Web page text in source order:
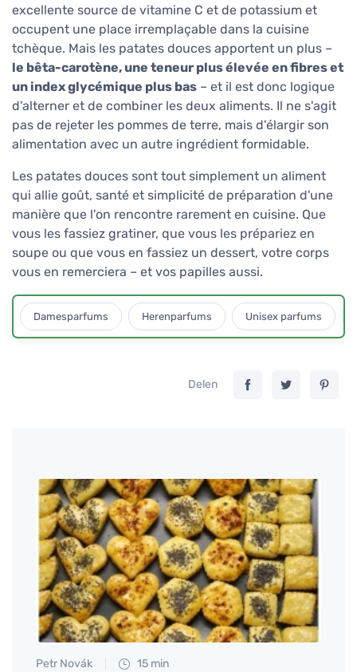
excellente source de vitamine C et de potassium et
occupent une place irremplaçable dans la cuisine
tchèque. Mais les patates douces apportent un plus –
le bêta-carotène, une teneur plus élevée en fibres et
un index glycémique plus bas – et il est donc logique
d'alterner et de combiner les deux aliments. Il ne s'agit
pas de rejeter les pommes de terre, mais d'élargir son
alimentation avec un autre ingrédient formidable.
Les patates douces sont tout simplement un aliment
qui allie goût, santé et simplicité de préparation d'une
manière que l'on rencontre rarement en cuisine. Que
vous les fassiez gratiner, que vous les prépariez en
soupe ou que vous en fassiez un dessert, votre corps
vous en remerciera – et vos papilles aussi.
Damesparfums Herenparfums Unisex parfums
Delen
Petr Novák 15 min